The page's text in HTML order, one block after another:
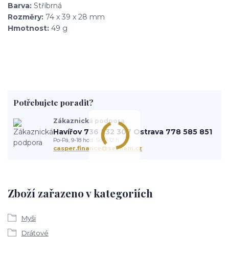
Barva: Stříbrná
Rozměry: 74 x 39 x 28 mm
Hmotnost: 49 g
Zboží zařazeno v kategoriích
Myši
Drátové
Potřebujete poradit?
Zákaznická podpora
Havířov 736 232 307 Ostrava 778 585 851
Po-Pá, 9-18 hod. So 9-12 h.
casper.finance@seznam.cz